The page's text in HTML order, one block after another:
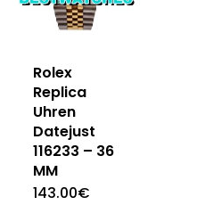
Rolex
Replica
Uhren
Datejust
116233 – 36
MM
143.00€